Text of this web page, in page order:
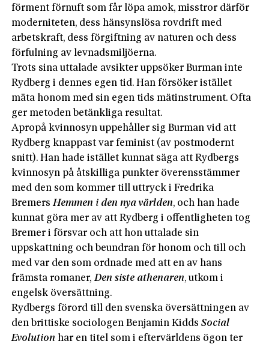
förment förnuft som får löpa amok, misstror därför
moderniteten, dess hänsynslösa rovdrift med
arbetskraft, dess förgiftning av naturen och dess
förfulning av levnadsmiljöerna.
Trots sina uttalade avsikter uppsöker Burman inte
Rydberg i dennes egen tid. Han försöker istället
mäta honom med sin egen tids mätinstrument. Ofta
ger metoden betänkliga resultat.
Apropå kvinnosyn uppehåller sig Burman vid att
Rydberg knappast var feminist (av postmodernt
snitt). Han hade istället kunnat säga att Rydbergs
kvinnosyn på åtskilliga punkter överensstämmer
med den som kommer till uttryck i Fredrika
BremersHemmen i den nya världen, och han hade
kunnat göra mer av att Rydberg i offentligheten tog
Bremer i försvar och att hon uttalade sin
uppskattning och beundran för honom och till och
med var den som ordnade med att en av hans
främsta romaner,Den siste athenaren, utkom i
engelsk översättning.
Rydbergs förord till den svenska översättningen av
den brittiske sociologen Benjamin KiddsSocial
Evolution har en titel som i eftervärldens ögon ter